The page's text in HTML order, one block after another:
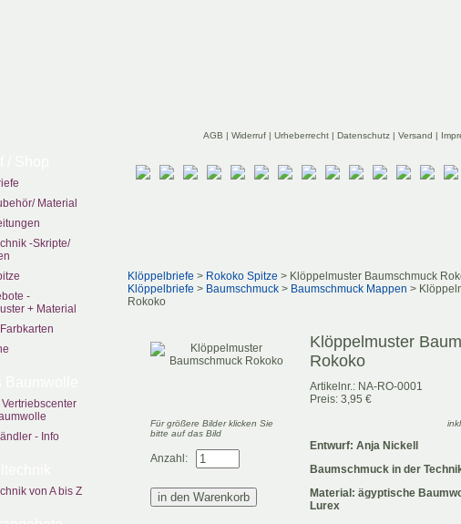
AGB | Widerruf | Urheberrecht | Datenschutz | Versand |
Material
-Skripte/
-
+ Material
- Info
von A bis Z
Klöppelbriefe > Rokoko Spitze > Klöppelmuster Baumschmuck
Klöppelbriefe > Baumschmuck > Baumschmuck Mappen >
Rokoko
Klöppelmuster
Rokoko
Artikelnr.: NA-RO-0001
Preis: 3,95 €
Für größere Bilder klicken Sie
bitte auf das Bild
Anzahl:
Entwurf: Anja Nickell
Baumschmuck in der
Material: ägyptische
Lurex